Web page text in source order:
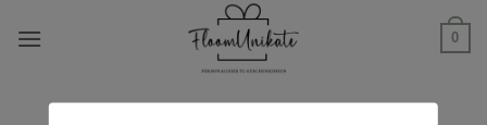
Inhalt
0